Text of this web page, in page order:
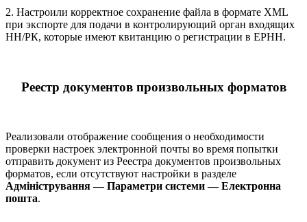
2. Настроили корректное сохранение файла в формате XML
при экспорте для подачи в контролирующий орган входящих
НН/РК, которые имеют квитанцию о регистрации в ЕРНН.
Реестр документов произвольных форматов
Реализовали отображение сообщения о необходимости
проверки настроек электронной почты во время попытки
отправить документ из Реестра документов произвольных
форматов, если отсутствуют настройки в разделе
Адміністрування — Параметри системи — Електронна
пошта.